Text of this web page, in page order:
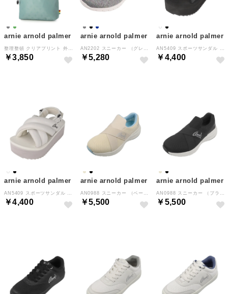
arnie arnold palmer
￥3,850
arnie arnold palmer
￥5,280
arnie arnold palmer
￥4,400
arnie arnold palmer
￥4,400
arnie arnold palmer
￥5,500
arnie arnold palmer
￥5,500